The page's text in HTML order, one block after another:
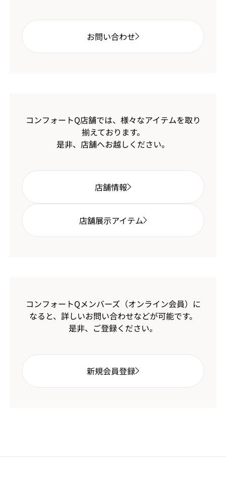
お問い合わせ
コンフォートQ店舗では、様々なアイテムを取り
揃えております。
是非、店舗へお越しください。
店舗情報
店舗展示アイテム
コンフォートQメンバーズ（オンライン会員）に
なると、 詳しいお問い合わせなどが可能です。
是非、ご登録ください。
新規会員登録